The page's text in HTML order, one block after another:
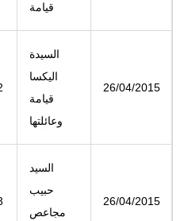
قيامة
السيدة
اليكسا
قيامة
وعائلتها
26/04/2015
السيد
حبيب
مجاعص
26/04/2015